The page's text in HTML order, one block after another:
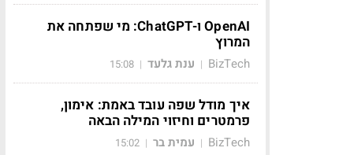
OpenAI ו-ChatGPT: מי שפתחה את
המרוץ
BizTech
| ענת גלעד |
15:08
איך מודל שפה עובד באמת: אימון,
פרמטרים וחיזוי המילה הבאה
BizTech
| עמית בר |
15:02